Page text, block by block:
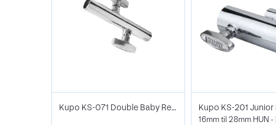
Kupo KS-071 Double Baby Receiver Adapter